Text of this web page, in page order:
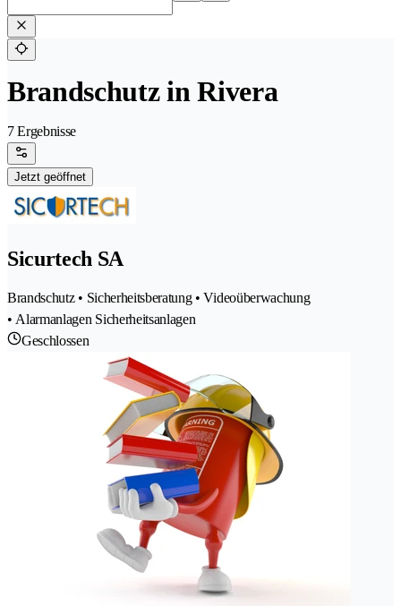
Brandschutz in Rivera
7 Ergebnisse
Jetzt geöffnet
Sicurtech SA
Brandschutz • Sicherheitsberatung • Videoüberwachung
• Alarmanlagen Sicherheitsanlagen
Geschlossen